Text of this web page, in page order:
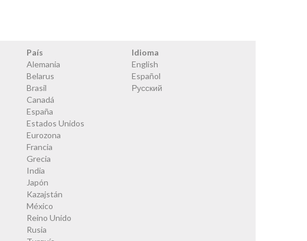
País
Alemania
Belarus
Brasil
Canadá
España
Estados Unidos
Eurozona
Francia
Grecia
India
Japón
Kazajstán
México
Reino Unido
Rusia
Idioma
English
Español
Русский